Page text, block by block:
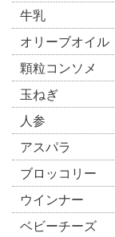
牛乳
オリーブオイル
顆粒コンソメ
玉ねぎ
人参
アスパラ
ブロッコリー
ウインナー
ベビーチーズ